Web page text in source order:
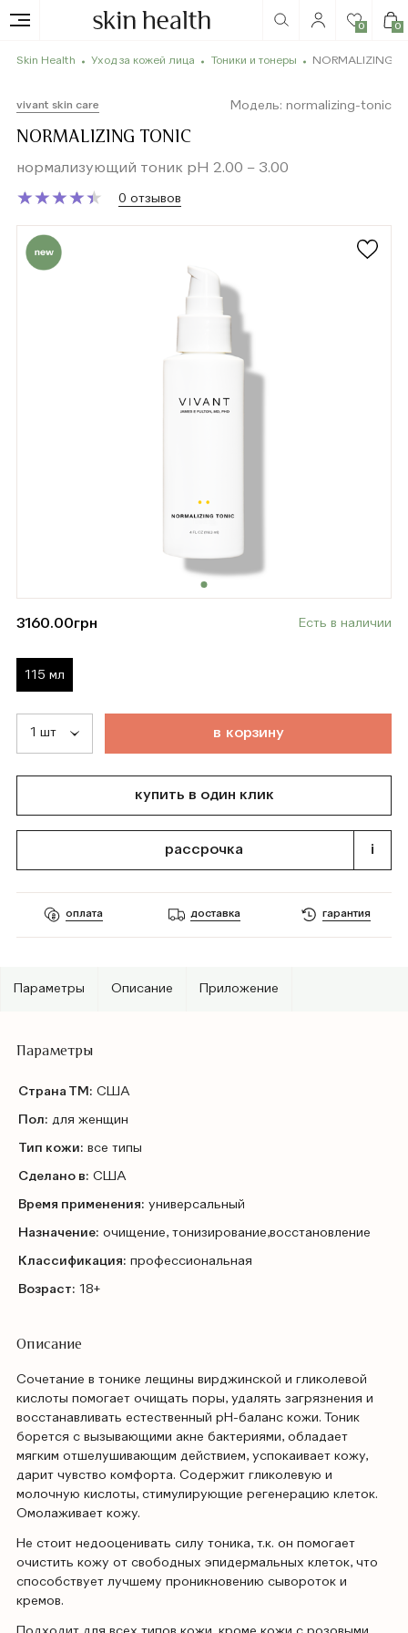
0 0
Skin Health Уход за кожей лица Тоники и тонеры NORMALIZING
vivant skin care Модель: normalizing-tonic
NORMALIZING TONIC
нормализующий тоник pH 2.00 – 3.00
★
★★
★★
★★
★★
★ 0 отзывов
3160.00грн Есть в наличии
115 мл
в корзину
купить в один клик
рассрочка i
оплата доставка гарантия
Параметры Описание Приложение
Параметры
Страна ТМ: США
Пол: для женщин
Тип кожи: все типы
Сделано в: США
Время применения: универсальный
Назначение: очищение, тонизирование,восстановление
Классификация: профессиональная
Возраст: 18+
Описание
Сочетание в тонике лещины вирджинской и гликолевой
кислоты помогает очищать поры, удалять загрязнения и
восстанавливать естественный рН-баланс кожи. Тоник
борется с вызывающими акне бактериями, обладает
мягким отшелушивающим действием, успокаивает кожу,
дарит чувство комфорта. Содержит гликолевую и
молочную кислоты, стимулирующие регенерацию клеток.
Омолаживает кожу.
Не стоит недооценивать силу тоника, т.к. он помогает
очистить кожу от свободных эпидермальных клеток, что
способствует лучшему проникновению сывороток и
кремов.